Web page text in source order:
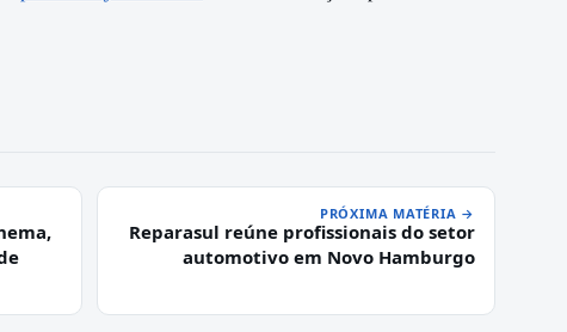
PRÓXIMA MATÉRIA →
Reparasul reúne profissionais do setor
automotivo em Novo Hamburgo